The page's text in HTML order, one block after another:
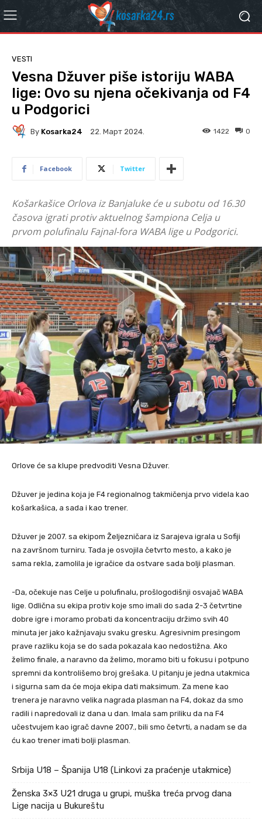
VESTI
Vesna Džuver piše istoriju WABA
lige: Ovo su njena očekivanja od F4
u Podgorici
By Kosarka24 22. Март 2024. 0
1422
Facebook Twitter
Košarkašice Orlova iz Banjaluke će u subotu od 16.30
časova igrati protiv aktuelnog šampiona Celja u
prvom polufinalu Fajnal-fora WABA lige u Podgorici.
Orlove će sa klupe predvoditi Vesna Džuver.
Džuver je jedina koja je F4 regionalnog takmičenja prvo videla kao
košarkašica, a sada i kao trener.
Džuver je 2007. sa ekipom Željezničara iz Sarajeva igrala u Sofiji
na završnom turniru. Tada je osvojila četvrto mesto, a kako je
sama rekla, zamolila je igračice da ostvare sada bolji plasman.
-Da, očekuje nas Celje u polufinalu, prošlogodišnji osvajač WABA
lige. Odlična su ekipa protiv koje smo imali do sada 2-3 četvrtine
dobre igre i moramo probati da koncentraciju držimo svih 40
minuta jer jako kažnjavaju svaku gresku. Agresivnim presingom
prave razliku koja se do sada pokazala kao nedostižna. Ako
želimo finale, a naravno da želimo, moramo biti u fokusu i potpuno
spremni da kontrolišemo broj grešaka. U pitanju je jedna utakmica
i sigurna sam da će moja ekipa dati maksimum. Za mene kao
trenera je naravno velika nagrada plasman na F4, dokaz da smo
radili i napredovali iz dana u dan. Imala sam priliku da na F4
učestvujem kao igrač davne 2007., bili smo četvrti, a nadam se da
ću kao trener imati bolji plasman.
Srbija U18 – Španija U18 (Linkovi za praćenje utakmice)
Ženska 3×3 U21 druga u grupi, muška treća prvog dana
Lige nacija u Bukureštu